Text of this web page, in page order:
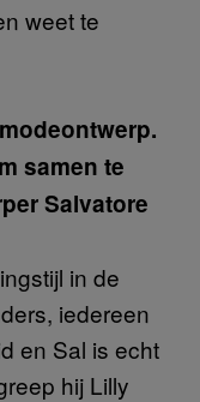
weet te
samen te
Salvatore
in de
iedereen
en Sal is echt
hij Lilly